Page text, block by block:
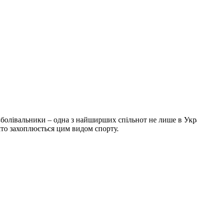
– одна з найширших спільнот не лише в
захоплюється цим видом спорту.